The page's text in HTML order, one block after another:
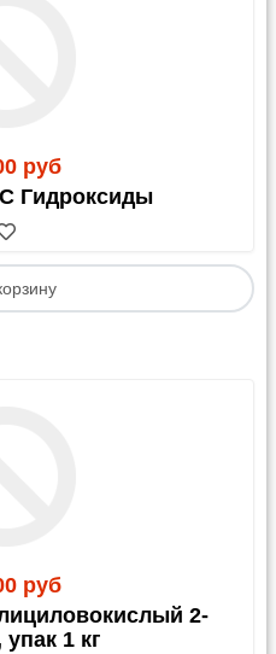
руб
Гидроксиды
руб
2-
1 кг